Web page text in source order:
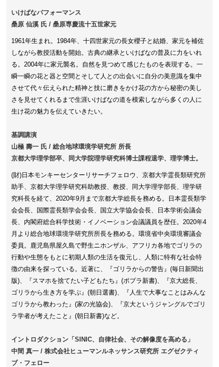
いけばなパフォーマンス
桑原 仙溪 氏 / 桑原専慶流十五世家元
1961年生まれ。1984年、十四世家元の長女櫻子と結婚、家元を補佐
しながら教授活動を開始。古典の継承といけばなの普及に力をいれ
る。2004年に家元襲名。自然を見つめて感じたものを表現する。一
瞬一瞬の花と器と空間とそして人との出会いに自分の美意識を集中
させて代々伝えられた精神と技に磨きをかけ花の方から秘密の美し
さを見せてくれるまで生涯いけばなの道を模索しながら多くの人に
生け花の魅力を伝えていきたい。
基調講演
山極 壽一 氏 / 総合地球環境学研究所 所長
京都大学理学部卒、同大学院理学研究科博士課程退学、理学博士。
(財)日本モンキーセンターリサーチフェロウ、京都大学霊長類研究所
助手、京都大学理学研究科助教授、教授、同大学理学部長、理学研
究科長を経て、2020年9月まで京都大学総長を務める。日本霊長類学
会会長、国際霊長類学会会長、国立大学協会会長、日本学術会議会
長、内閣府総合科学技術・イノベーション会議議員を歴任。2020年4
月より総合地球環境学研究所所長を務める。環境省中央環境審議会
委員。鹿児島県屋久島で野生ニホンザル、アフリカ各地でゴリラの
行動や生態をもとに初期人類の生活を復元し、人類に特有な社会特
徴の由来を探っている。近著に、『ゴリラからの警告』(毎日新聞出
版)、『スマホを捨てたい子どもたち』(ポプラ新書)、『京大総長、
ゴリラから生き方を学ぶ』(朝日選書)、『人生で大事なことはみんな
ゴリラから教わった』(家の光協会)、『京大というジャングルでゴリ
ラ学者が考えたこと』(朝日新書)など。
イントロダクション「SINIC、自律社会、その解像度を高める」
中間 真一 / 株式会社ヒューマンルネッサンス研究所 エグゼクティ
ブ・フェロー